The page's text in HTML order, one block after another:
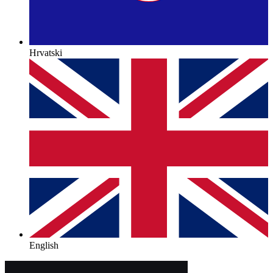
Hrvatski
English